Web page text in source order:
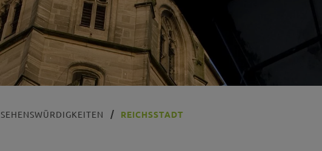
SEHENSWÜRDIGKEITEN REICHSSTADT